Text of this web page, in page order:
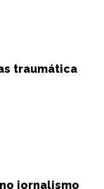
traumática
jornalismo